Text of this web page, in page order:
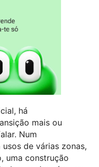
há
mais ou
Num
de várias zonas,
uma construção